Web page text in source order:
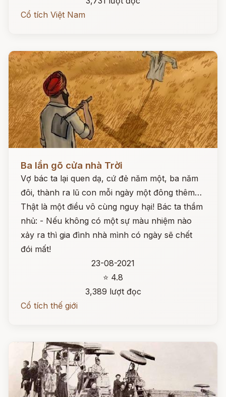
Cổ tích Việt Nam
Đọc ngay
Ba lần gõ cửa nhà Trời
Vợ bác ta lại quen dạ, cứ đẻ năm một, ba năm
đôi, thành ra lũ con mỗi ngày một đông thêm…
Thật là một điều vô cùng nguy hại! Bác ta thầm
nhủ: - Nếu không có một sự màu nhiệm nào
xảy ra thì gia đình nhà mình có ngày sẽ chết
đói mất!
23-08-2021
⭐ 4.8
3,389 lượt đọc
Cổ tích thế giới